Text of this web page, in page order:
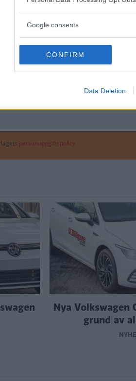
Google consents
CONFIRM
Data Deletion
under interna kontroller.
stoppas – på grund av allvarligt
OM VOLKSWAGEN GOLF
personuppgiftspolicy.
Nya Volkswagen
grund av